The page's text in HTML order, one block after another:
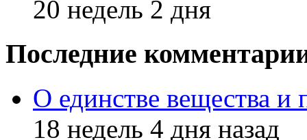
20 недель 2 дня
Последние
О единстве вещества и
18 недель 4 дня назад